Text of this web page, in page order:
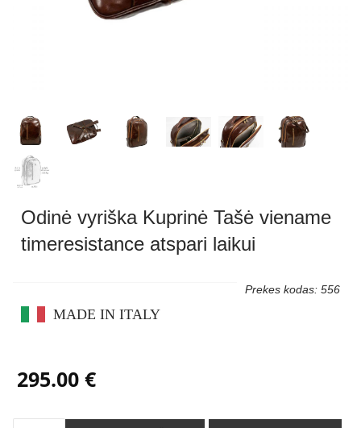
Odinė vyriška Kuprinė Tašė viename
timeresistance atspari laikui
Prekes kodas: 556
MADE IN ITALY
295.00 €